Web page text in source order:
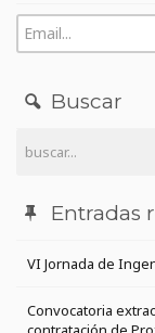
Buscar
Entradas
VI Jornada de
Convocatoria